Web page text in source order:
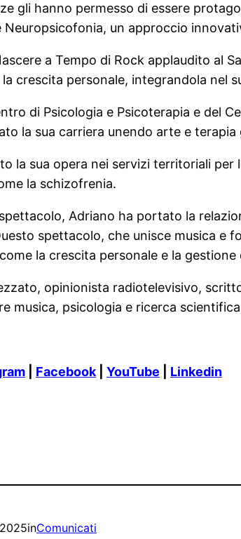
gli hanno permesso di essere
Neuropsicofonia, un approccio
a Tempo di Rock applaudito al
crescita personale, integrandola nel
di Psicologia e Psicoterapia e del
la sua carriera unendo arte e
la sua opera nei servizi territoriali
la schizofrenia.
Adriano ha portato la
spettacolo, che unisce musica e
la crescita personale e la
opinionista radiotelevisivo,
musica, psicologia e ricerca
Facebook| YouTube Linkedin
inComunicati